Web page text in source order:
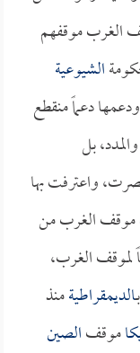
الغرب موقفهم
الشيوعية
دعماً منقطع
بل
واعترفت بها
موقف الغرب من
لموقف الغرب،
الديمقراطيةمنذ
موقفالصين